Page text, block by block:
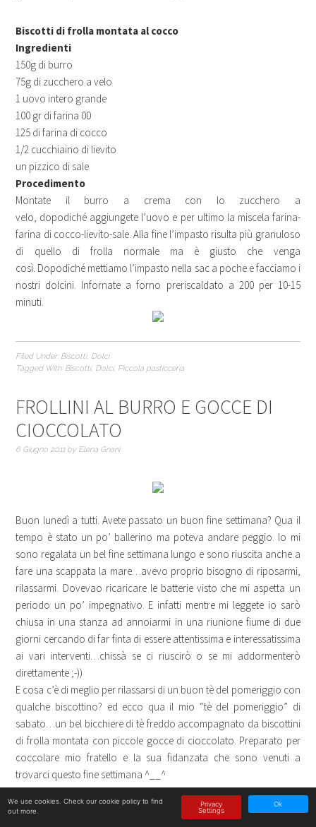
Biscotti di frolla montata al cocco
Ingredienti
150g di burro
75g di zucchero a velo
1 uovo intero grande
100 gr di farina 00
125 di farina di cocco
1/2 cucchiaino di lievito
un pizzico di sale
Procedimento
Montate il burro a crema con lo zucchero a
velo, dopodiché aggiungete l’uovo e per ultimo la miscela farina-
farina di cocco-lievito-sale. Alla fine l’impasto risulta più granuloso
di quello di frolla normale ma è giusto che venga
così. Dopodiché mettiamo l’impasto nella sac a poche e facciamo i
nostri dolcini. Infornate a forno preriscaldato a 200 per 10-15
minuti.
Filed Under: Biscotti, Dolci
Tagged With: Biscotti, Dolci, Piccola pasticceria
FROLLINI AL BURRO E GOCCE DI
CIOCCOLATO
6 Giugno 2011by Elena Gnani
Buon lunedì a tutti. Avete passato un buon fine settimana? Qua il
tempo è stato un po’ ballerino ma poteva andare peggio. Io mi
sono regalata un bel fine settimana lungo e sono riuscita anche a
fare una scappata la mare…avevo proprio bisogno di riposarmi,
rilassarmi. Dovevao ricaricare le batterie visto che mi aspetta un
periodo un po’ impegnativo. E infatti mentre mi leggete io sarò
chiusa in una stanza ad annoiarmi in una riunione fiume di due
giorni cercando di far finta di essere attentissima e interessatissima
ai vari interventi…chissà se ci riuscirò o se mi addormenterò
direttamente ;-))
E cosa c’è di meglio per rilassarsi di un buon tè del pomeriggio con
qualche biscottino? ed ecco qua il mio “tè del pomeriggio” di
sabato…un bel bicchiere di tè freddo accompagnato da biscottini
di frolla montata con piccole gocce di cioccolato. Preparato per
coccolare mio fratello e la sua fidanzata che sono venuti a
trovarci questo fine settimana ^__^
La ricetta viene da Morena…volendo andare
Ok
Privacy
Settings
We use cookies. Check our cookie policy to find
out more.